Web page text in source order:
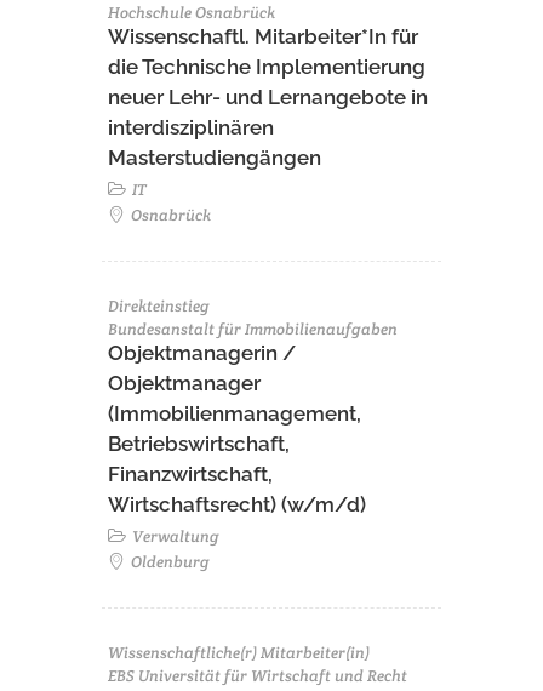
Hochschule Osnabrück
Wissenschaftl. Mitarbeiter*In für
die Technische Implementierung
neuer Lehr- und Lernangebote in
interdisziplinären
Masterstudiengängen
IT
Osnabrück
Direkteinstieg
Bundesanstalt für Immobilienaufgaben
Objektmanagerin /
Objektmanager
(Immobilienmanagement,
Betriebswirtschaft,
Finanzwirtschaft,
Wirtschaftsrecht) (w/m/d)
Verwaltung
Oldenburg
Wissenschaftliche(r) Mitarbeiter(in)
EBS Universität für Wirtschaft und Recht